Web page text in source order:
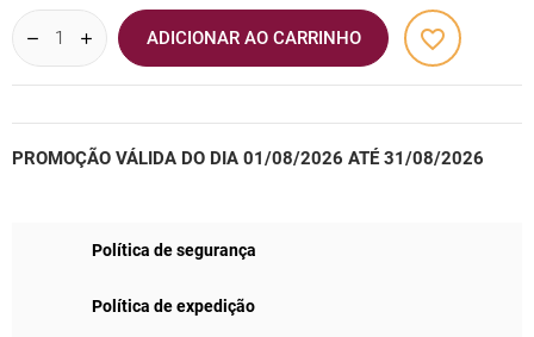
ADICIONAR AO CARRINHO favorite_border
PROMOÇÃO VÁLIDA DO DIA 01/08/2026 ATÉ 31/08/2026
Política de segurança
Política de expedição